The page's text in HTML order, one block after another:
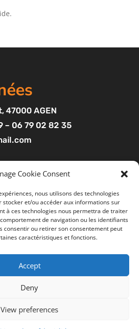
Cookie Consent
nous utilisons des technologies
stocker et/ou accéder aux informations sur
à ces technologies nous permettra de traiter
de navigation ou les identifiants
consentir ou retirer son consentement peut
caractéristiques et fonctions.
Accept
Deny
View preferences
, 47000 AGEN
– 06 79 02 82 35
pour améliorer votre
sur “ACCEPTER”, vous consentez à
cookies. Vous pouvez suivre le lien